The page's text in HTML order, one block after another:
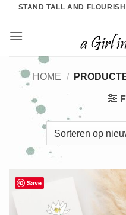
inhoud
STAND TALL AND
HOME /
Save